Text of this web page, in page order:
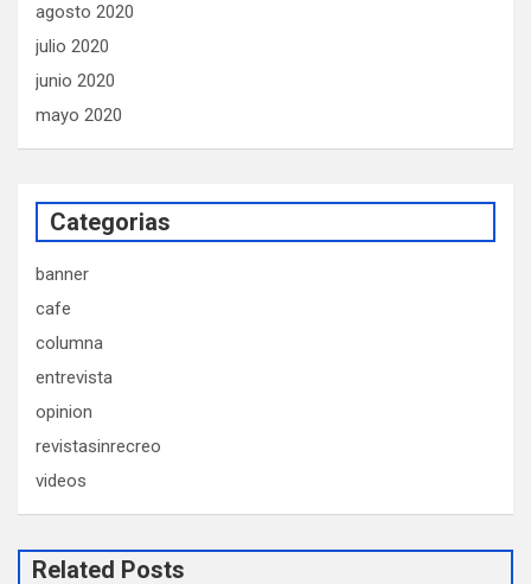
agosto 2020
julio 2020
junio 2020
mayo 2020
Categorias
banner
cafe
columna
entrevista
opinion
revistasinrecreo
videos
Related Posts